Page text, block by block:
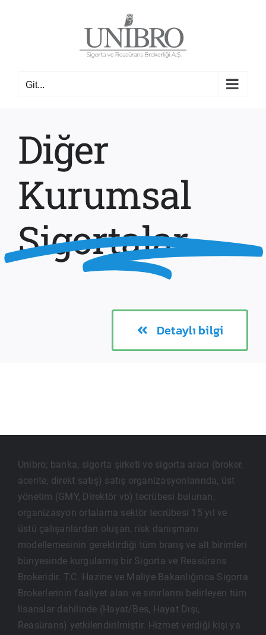
Git...
Diğer
Kurumsal
Sigortalar
Detaylı bilgi
Unibro; banka, sigorta şirketi ve sigorta aracı (broker,
acente, direkt satış) satış organizasyonlarında, üst
yönetim (GMY, Direktör vb) tecrübesi bulunan,
organizasyon ortalama sektör tecrübesi 15 yıl ve
üstü çalışanlardan oluşan, risk danışmanı
modellemesinin gerektirdiği tüm branş ve alt birimleri
bünyesinde kurgulamış bir Sigorta ve Reasürans
Brokeridir. T.C. Hazine ve Maliye Bakanlığınca Sigorta
Brokerlerinin faaliyet alan ve sınırlarını belirleyen tüm
lisanslar dahilinde (Hayat/Bes, Hayat Dışı,
Reasürans) yetkilendirilmiştir. Hizmet verdiği kişi ya